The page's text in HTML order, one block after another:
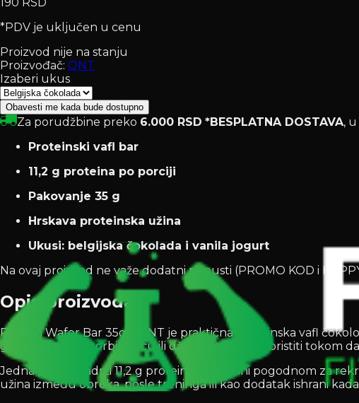
*PDV je uključen u cenu
Proizvod nije na stanju
Proizvođač: QNT
Izaberi ukus
Obavesti me kada bude dostupno
Za porudžbine preko 6.000 RSD *BESPLATNA DOSTAVA,
Proteinski vafl bar
11,2 g proteina po porciji
Pakovanje 35 g
Hrskava proteinska užina
Ukusi: belgijska čokolada i vanila jogurt
Na ovaj proizvod ne važe dodatni popusti (PROMO KOD i
Opis proizvoda
Protein Wafer Bar 35g – QNT je praktična proteinska vafl
g, lako se nosi u torbi, rancu ili džepu i može se koristiti tokom
Jedna poricija sadrži 11,2 g proteina, što je čini pogodnom za
užina između obroka, posle treninga ili kao dodatak ishrani